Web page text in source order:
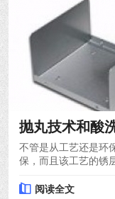
抛丸技术和酸
不管是从工艺还是环
保，而且该工艺的锈
阅读全文